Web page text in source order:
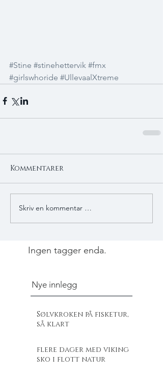
#Stine #stinehettervik #fmx
#girlswhoride #UllevaalXtreme
Kommentarer
Skriv en kommentar …
Ingen tagger enda.
Nye innlegg
Sølvkroken på fisketur,
så klart
flere dager med viking
sko i flott natur